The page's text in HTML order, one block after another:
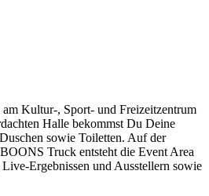
Kultur-, Sport- und Freizeitzentrum
Halle bekommst Du Deine
sowie Toiletten. Auf der
Truck entsteht die Event Area
Ergebnissen und Ausstellern sowie